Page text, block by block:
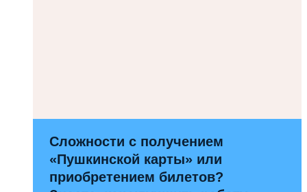
Сложности с получением
«Пушкинской карты» или
приобретением билетов?